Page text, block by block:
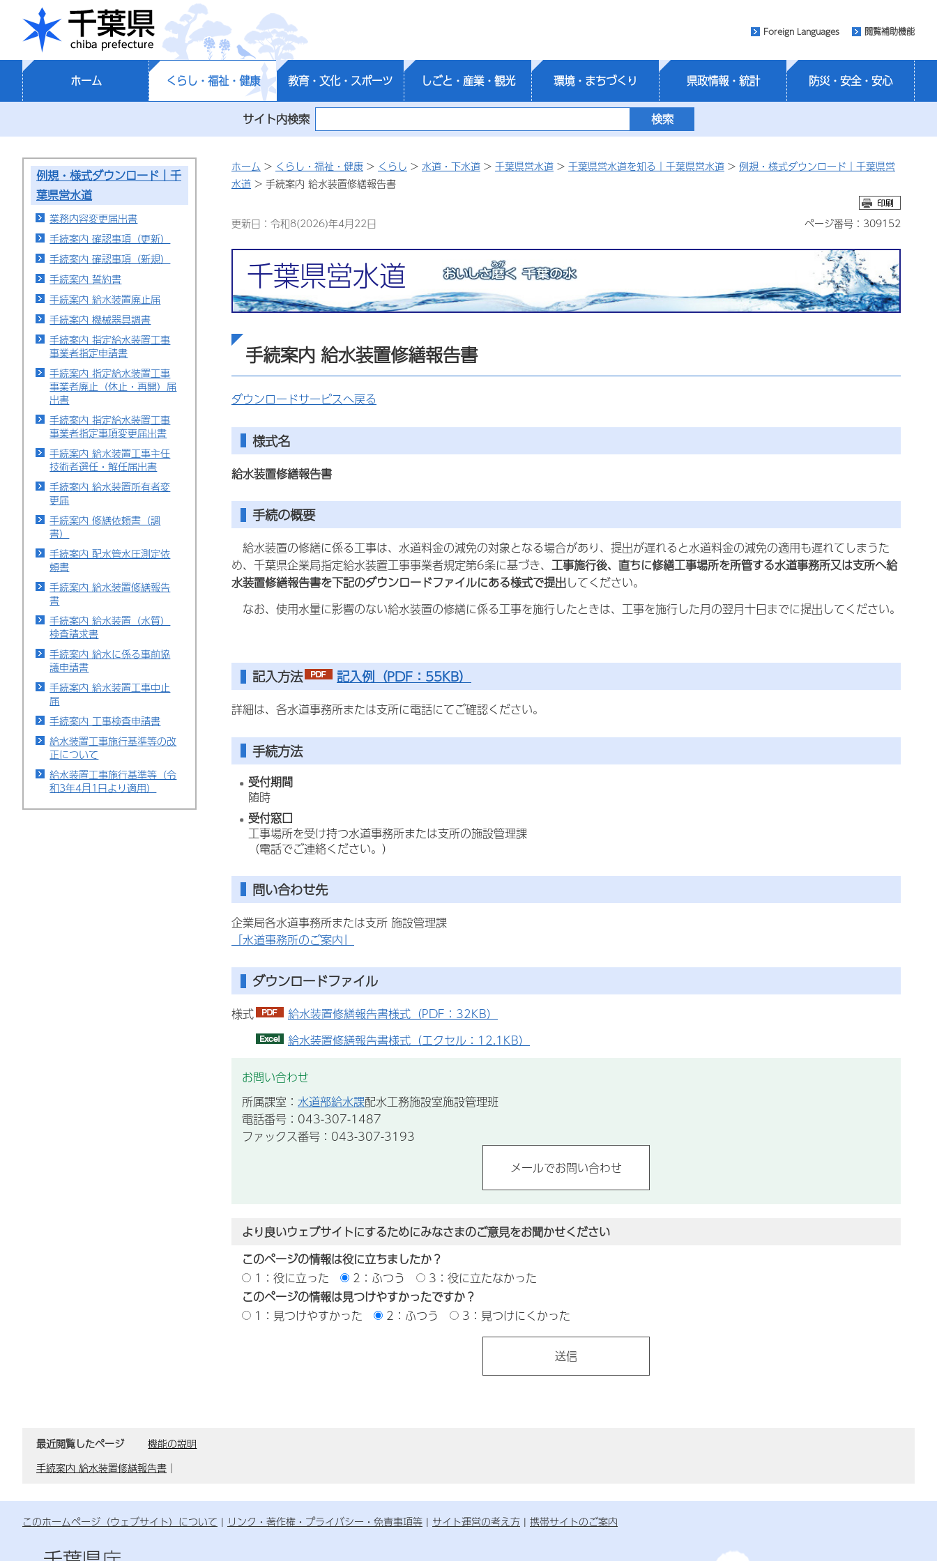
千葉県
Foreign Languages 閲覧補助機能
ホーム くらし・福祉・健康 教育・文化・スポーツ しごと・産業・観光 環境・まちづくり 県政情報・統計 防災・安全・安心
サイト内検索
例規・様式ダウンロード｜千
葉県営水道
業務内容変更届出書
手続案内 確認事項（更新）
手続案内 確認事項（新規）
手続案内 誓約書
手続案内 給水装置廃止届
手続案内 機械器具調書
手続案内 指定給水装置工事
事業者指定申請書
手続案内 指定給水装置工事
事業者廃止（休止・再開）届
出書
手続案内 指定給水装置工事
事業者指定事項変更届出書
手続案内 給水装置工事主任
技術者選任・解任届出書
手続案内 給水装置所有者変
更届
手続案内 修繕依頼書（調
書）
手続案内 配水管水圧測定依
頼書
手続案内 給水装置修繕報告
書
手続案内 給水装置（水質）
検査請求書
手続案内 給水に係る事前協
議申請書
手続案内 給水装置工事中止
届
手続案内 工事検査申請書
給水装置工事施行基準等の改
正について
給水装置工事施行基準等（令
和3年4月1日より適用）
ホーム > くらし・福祉・健康 > くらし > 水道・下水道 > 千葉県営水道 > 千葉県営水道を知る｜千葉県営水道 > 例規・様式ダウンロード｜千葉県営
水道 > 手続案内 給水装置修繕報告書
更新日：令和8(2026)年4月22日 ページ番号：309152
千葉県営水道
手続案内 給水装置修繕報告書
ダウンロードサービスへ戻る
様式名
給水装置修繕報告書
手続の概要
給水装置の修繕に係る工事は、水道料金の減免の対象となる場合があり、提出が遅れると水道料金の減免の適用も遅れてしまうた
め、千葉県企業局指定給水装置工事事業者規定第6条に基づき、 工事施行後、直ちに修繕工事場所を所管する水道事務所又は支所へ給
水装置修繕報告書を下記のダウンロードファイルにある様式で提出してください。
なお、使用水量に影響のない給水装置の修繕に係る工事を施行したときは、工事を施行した月の翌月十日までに提出してください。
記入方法 記入例（PDF：55KB）
詳細は、各水道事務所または支所に電話にてご確認ください。
手続方法
受付期間
随時
受付窓口
工事場所を受け持つ水道事務所または支所の施設管理課
（電話でご連絡ください。）
問い合わせ先
企業局各水道事務所または支所 施設管理課
「水道事務所のご案内」
ダウンロードファイル
様式
給水装置修繕報告書様式（PDF：32KB）
給水装置修繕報告書様式（エクセル：12.1KB）
お問い合わせ
所属課室： 水道部給水課配水工務施設室施設管理班
電話番号：043-307-1487
ファックス番号：043-307-3193
より良いウェブサイトにするためにみなさまのご意見をお聞かせください
このページの情報は役に立ちましたか？
1：役に立った
2：ふつう
3：役に立たなかった
このページの情報は見つけやすかったですか？
1：見つけやすかった
2：ふつう 3：見つけにくかった
最近閲覧したページ
機能の説明
手続案内 給水装置修繕報告書 ｜
このホームページ（ウェブサイト）について リンク・著作権・プライバシー・免責事項等 サイト運営の考え方 携帯サイトのご案内